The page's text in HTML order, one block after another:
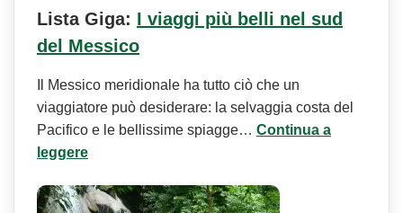
Lista Giga: I viaggi più belli nel sud
del Messico
Il Messico meridionale ha tutto ciò che un
viaggiatore può desiderare: la selvaggia costa del
Pacifico e le bellissime spiagge… Continua a
leggere